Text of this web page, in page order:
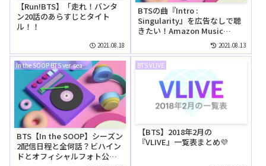
【Run!BTS】「走れ！バンタ
ン20話のあらすじとタイト
ル！！
2021.08.18
BTSの曲『Intro :
Singularity』を広告なしで聴
きたい！Amazon Music
Unlimitedの無料お試しでリ
ピートして聴ける？
2021.08.13
In the SOOP BTS ver. season2
BTS【In the SOOP】シーズン
2配信日程と全何話？ビハイン
ドとオフィシャルフォト公開
BTS VLIVE
【BTS】2018年2月の
『VLIVE』一覧表まとめ💜